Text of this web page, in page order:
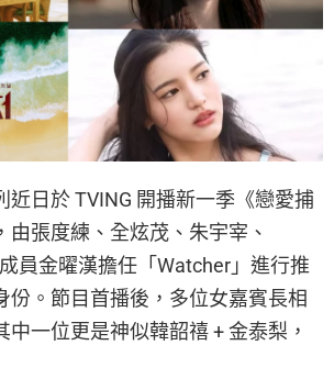
近日於 TVING 開播新一季《戀愛捕
由張度練、全炫茂、朱宇宰、
成員金曜漢擔任「Watcher」進行推
份。節目首播後，多位女嘉賓長相
一位更是神似韓韶禧 + 金泰梨，